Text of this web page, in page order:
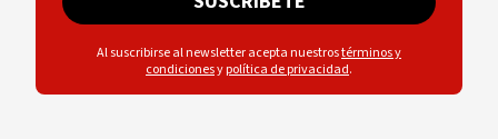
Al suscribirse al newsletter acepta nuestrostérminos y
condicionesypolítica de privacidad.